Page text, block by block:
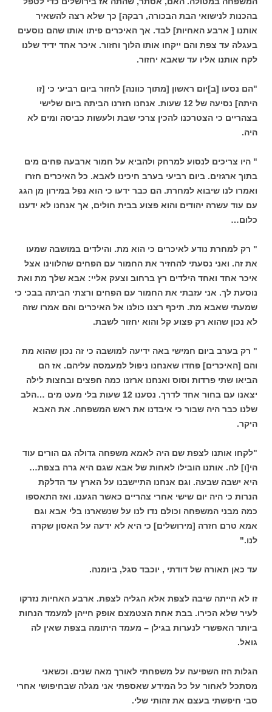
בהכנות לנישואי הבת הבכורה, רבקה] כך שלא רצה להשאיר
אותנו [ ארבע האחיות] לבד. אך האיכרים פיתו אותו שהם נוסעים
בעגלה עד צפת והם ייקחו אותו הלוך וחזור. איכר אחד ידיד שלנו
לקח אותנו אליו עד שאבא יחזור.
"הם נסעו [ב]יום ראשון [מתוך כוונה] לחזור ביום רביעי כי [זו
היתה] נסיעה של 12 שעות. אנחנו חזרנו הביתה ביום שלישי
בצהריים כי הצטרכנו להכין צרכי שבת ולעשות כביסה ומים לא
היה.
" היו צריכים לנסוע למרחק ולהביא על חמור ארבעה פחים מים
בתוך ארגזים. ביום רביעי בערב חיכינו לאבא. כל האיכרים חזרו
ואמרו לנו שיבוא למחרת. הם כבר ידעו כי הוא נפל במירון מן הגג
עם עוד עשרה יהודים והוא פצוע בבית חולים, אך אנחנו לא ידענו
כלום…
" רק למחרת נודע לאיכרים כי הוא מת. והילדים במושבה שמעו
את זה. ואני נסעתי להחזיר את החמור עם הפחים שהלווינו אצל
איכר אחד ואחד הילדים רץ ברחוב וצעק אליי: אבא שלך מת ואת
נוסעת לך. אני עזבתי את החמור עם הפחים ורצתי הביתה בבכי כי
שמעתי שאבא מת. תיכף רצנו כולנו אל האיכרים והם אמרו שזה
לא נכון שהוא רק פצוע קל והוא יחזור לשבת.
" רק בערב ביום חמישי באה ידיעה למושבה כי זה נכון שהוא מת
והם [האיכרים] פחדו שאנחנו ניפול למעמסה עליהם. אז הם
הביאו שתי פרדות וסוס ואנחנו ארזנו כמה חפצים ובחצות לילה
יצאנו עם בחור אחד לדרך. נסענו 12 שעות בלי מעט מים …הלב
שלנו כבר היה שבור כי איבדנו את ראש המשפחה. את האבא
היקר.
"לקחו אותנו לצפת שם היה לאמא משפחה גדולה גם הורים עוד
הי[ו] לה. אותנו הובילו לאחות של אבא שגם היא גרה בצפת…
היא ישבה שבעה. וגם אנחנו התיישבנו על הארץ עד הדלקת
הנרות כי היה יום שישי אחרי צהריים כאשר הגענו. ואז התאספו
כמה מבני המשפחה וכולם נדו לנו על שנשארנו בלי אבא וגם
אמא טרם חזרה [מירושלים] כי היא לא ידעה על האסון שקרה
לנו."
עד כאן תאורה של דודתי , יוכבד סגל, ביומנה.
זו לא הייתה שיבה לצפת אלא הגליה לצפת. ארבע האחיות נזרקו
לעיר שלא הכירו. בבת אחת הצטמצם אופק חייהן למעמד הנחות
ביותר האפשרי לנערות בגילן – מעמד היתומה בצפת שאין לה
גואל.
הגלות הזו השפיעה על משפחתי לאורך מאה שנים. וכשאני
מסתכל לאחור על כל המידע שאספתי אני מגלה שבחיפושי אחרי
סבי חיפשתי בעצם את זהותי שלי.